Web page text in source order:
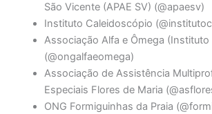
São Vicente (APAE SV) (@apaesv)
Instituto Caleidoscópio
Associação Alfa e Ômega (Instituto
(@ongalfaeomega)
Associação de Assistência
Especiais Flores de Maria
ONG Formiguinhas da Praia